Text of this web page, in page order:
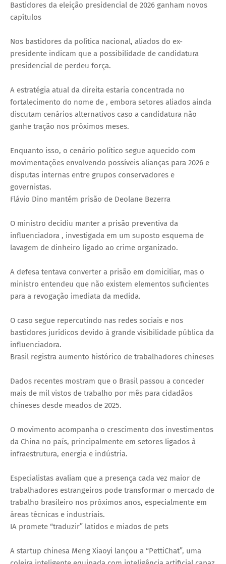
Bastidores da eleição presidencial de 2026 ganham novos
capítulos
Nos bastidores da política nacional, aliados do ex-
presidente indicam que a possibilidade de candidatura
presidencial de perdeu força.
A estratégia atual da direita estaria concentrada no
fortalecimento do nome de , embora setores aliados ainda
discutam cenários alternativos caso a candidatura não
ganhe tração nos próximos meses.
Enquanto isso, o cenário político segue aquecido com
movimentações envolvendo possíveis alianças para 2026 e
disputas internas entre grupos conservadores e
governistas.
Flávio Dino mantém prisão de Deolane Bezerra
O ministro decidiu manter a prisão preventiva da
influenciadora , investigada em um suposto esquema de
lavagem de dinheiro ligado ao crime organizado.
A defesa tentava converter a prisão em domiciliar, mas o
ministro entendeu que não existem elementos suficientes
para a revogação imediata da medida.
O caso segue repercutindo nas redes sociais e nos
bastidores jurídicos devido à grande visibilidade pública da
influenciadora.
Brasil registra aumento histórico de trabalhadores chineses
Dados recentes mostram que o Brasil passou a conceder
mais de mil vistos de trabalho por mês para cidadãos
chineses desde meados de 2025.
O movimento acompanha o crescimento dos investimentos
da China no país, principalmente em setores ligados à
infraestrutura, energia e indústria.
Especialistas avaliam que a presença cada vez maior de
trabalhadores estrangeiros pode transformar o mercado de
trabalho brasileiro nos próximos anos, especialmente em
áreas técnicas e industriais.
IA promete “traduzir” latidos e miados de pets
A startup chinesa Meng Xiaoyi lançou a “PettiChat”, uma